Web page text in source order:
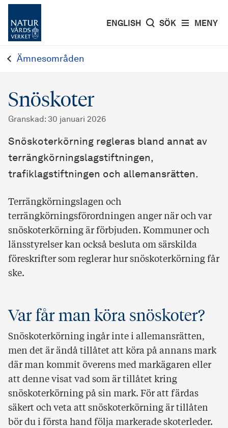
MENY
ENGLISH SÖK
Ämnesområden
Snöskoter
Granskad : 30 januari 2026
Snöskoterkörning regleras bland annat av
terrängkörningslagstiftningen,
trafiklagstiftningen och allemansrätten.
Terrängkörningslagen och
terrängkörningsförordningen anger när och var
snöskoterkörning är förbjuden. Kommuner och
länsstyrelser kan också besluta om särskilda
föreskrifter som reglerar hur snöskoterkörning får
ske.
Var får man köra snöskoter?
Snöskoterkörning ingår inte i allemansrätten,
men det är ändå tillåtet att köra på annans mark
där man kommit överens med markägaren eller
att denne visat vad som är tillåtet kring
snöskoterkörning på sin mark. För att färdas
säkert och veta att snöskoterkörning är tillåten
bör du i första hand följa markerade skoterleder.